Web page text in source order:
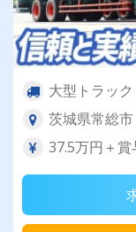
大型トラッ
茨城県常総市
37.5万円＋賞